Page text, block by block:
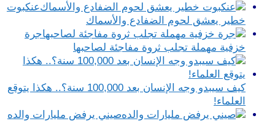
عنكبوت
خطير يعشق لحوم الضفادع والأسماك
جرة
خزفية مهملة تجلب ثروة مفاجئة لصاحبها
كيف سيبدو وجه الإنسان بعد 100,000 سنة؟.. هكذا يتوقع
العلماء!
صيني يرفض مليارات والده